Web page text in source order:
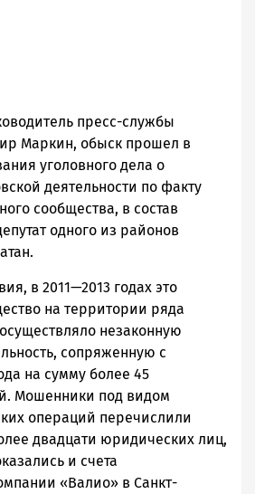
пресс-службы
Маркин, обыск прошел в
уголовного дела о
деятельности по факту
сообщества, в состав
одного из районов
в 2011—2013 годах это
на территории ряда
незаконную
сопряженную с
на сумму более 45
Мошенники под видом
операций перечислили
двадцати юридических лиц,
и счета
«Валио» в Санкт-